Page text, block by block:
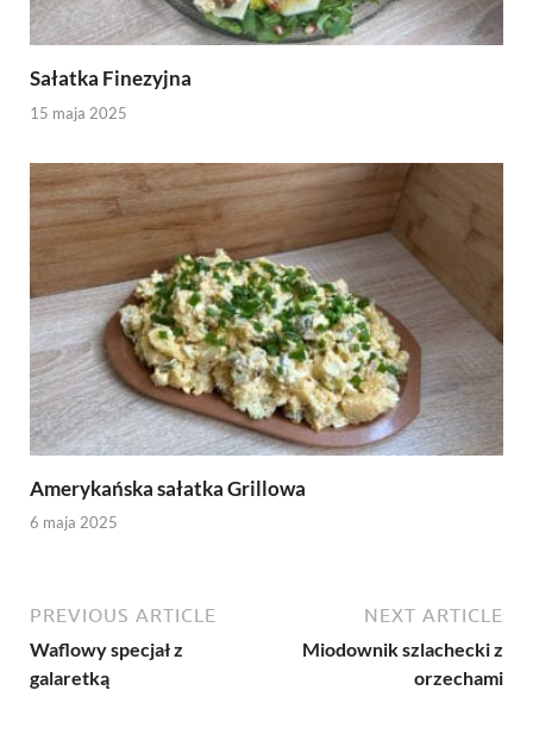
Sałatka Finezyjna
15 maja 2025
Amerykańska sałatka Grillowa
6 maja 2025
PREVIOUS ARTICLE
Waflowy specjał z
galaretką
NEXT ARTICLE
Miodownik szlachecki z
orzechami